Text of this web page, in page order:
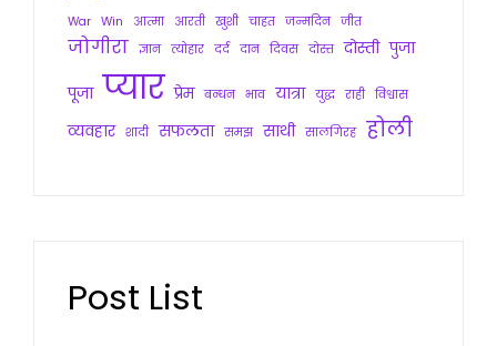
War Win आत्मा आरती खुशी चाहत जन्मदिन जीत
जोगीरा ज्ञान त्योहार दर्द दान दिवस दोस्त दोस्ती पुजा
पूजा प्यार प्रेम बन्धन भाव यात्रा युद्ध राही विश्वास
व्यवहार शादी सफलता समझ साथी सालगिरह होली
Post List